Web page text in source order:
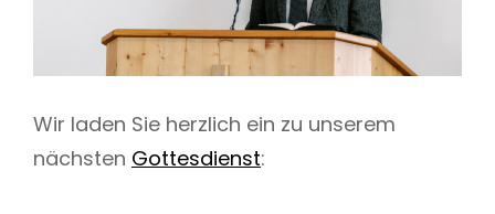
Wir laden Sie herzlich ein zu unserem
nächsten Gottesdienst: